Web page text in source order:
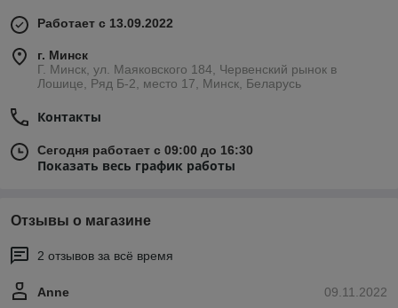
Работает с 13.09.2022
г. Минск
Г. Минск, ул. Маяковского 184, Червенский рынок в
Лошице, Ряд Б-2, место 17, Минск, Беларусь
Контакты
Сегодня работает с 09:00 до 16:30
Показать весь график работы
Отзывы о магазине
2 отзывов за всё время
09.11.2022
Anne